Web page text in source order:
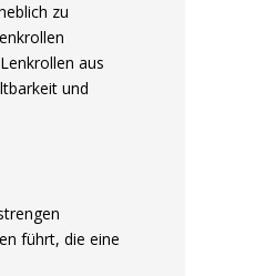
zu
aus
und
führt, die eine